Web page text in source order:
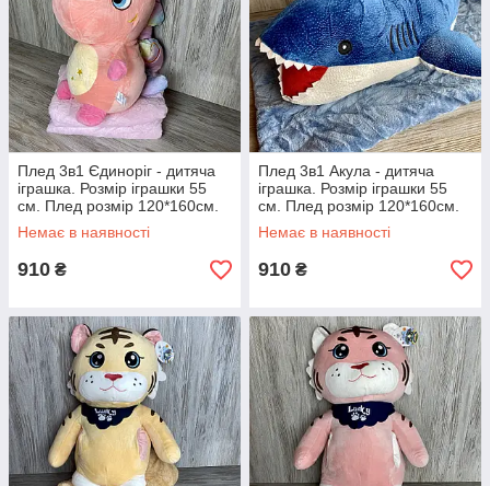
Плед 3в1 Єдиноріг - дитяча
іграшка. Розмір іграшки 55
см. Плед розмір 120*160см.
Немає в наявності
910 ₴
Плед 3в1 Акула - дитяча
іграшка. Розмір іграшки 55
см. Плед розмір 120*160см.
Немає в наявності
910 ₴